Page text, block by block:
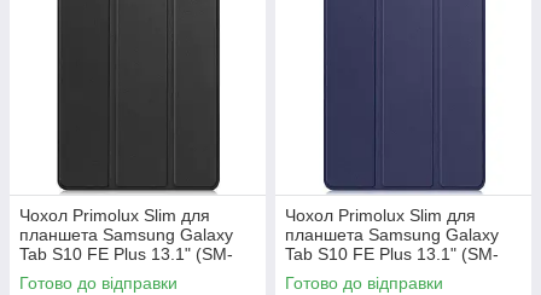
Чохол Primolux Slim для
планшета Samsung Galaxy
Tab S10 FE Plus 13.1" (SM-
X620 / SM-X626) - Black
Готово до відправки
Чохол Primolux Slim для
планшета Samsung Galaxy
Tab S10 FE Plus 13.1" (SM-
X620 / SM-X626) - Dark Blue
Готово до відправки